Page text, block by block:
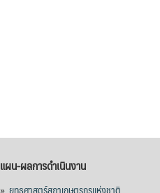
แผน-ผลการดำเนินงาน
» ยุทธศาสตร์สภาเกษตรกรแห่งชาติ